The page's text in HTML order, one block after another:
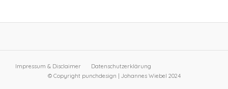
Impressum & Disclaimer
Datenschutzerklärung
© Copyright punchdesign | Johannes Wiebel 2024